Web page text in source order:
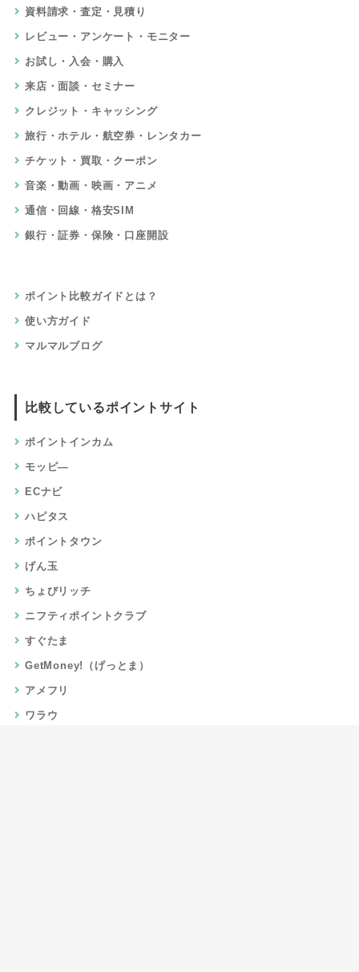
資料請求・査定・見積り
レビュー・アンケート・モニター
お試し・入会・購入
来店・面談・セミナー
クレジット・キャッシング
旅行・ホテル・航空券・レンタカー
チケット・買取・クーポン
音楽・動画・映画・アニメ
通信・回線・格安SIM
銀行・証券・保険・口座開設
ポイント比較ガイドとは？
使い方ガイド
マルマルブログ
比較しているポイントサイト
ポイントインカム
モッピ―
ECナビ
ハピタス
ポイントタウン
げん玉
ちょびリッチ
ニフティポイントクラブ
すぐたま
GetMoney!（げっとま）
アメフリ
ワラウ